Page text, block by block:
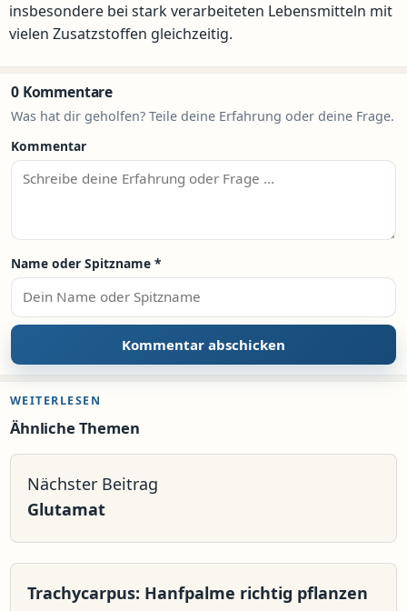
insbesondere bei stark verarbeiteten Lebensmitteln mit
vielen Zusatzstoffen gleichzeitig.
0 Kommentare
Was hat dir geholfen? Teile deine Erfahrung oder deine Frage.
Kommentar
Name oder Spitzname *
WEITERLESEN
Ähnliche Themen
Nächster Beitrag
Glutamat
Trachycarpus: Hanfpalme richtig pflanzen